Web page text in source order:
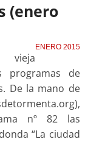
(enero
ENERO 2015
vieja
programas de
De la mano de
nº 82 las
“La ciudad